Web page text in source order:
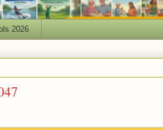
2026